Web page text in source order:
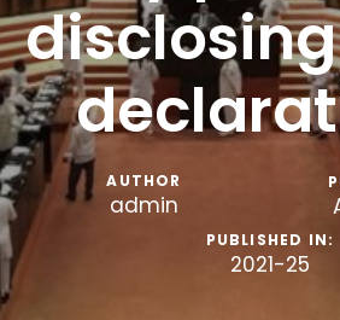
AUTHOR
admin
PUBLISHED IN:
2021-25